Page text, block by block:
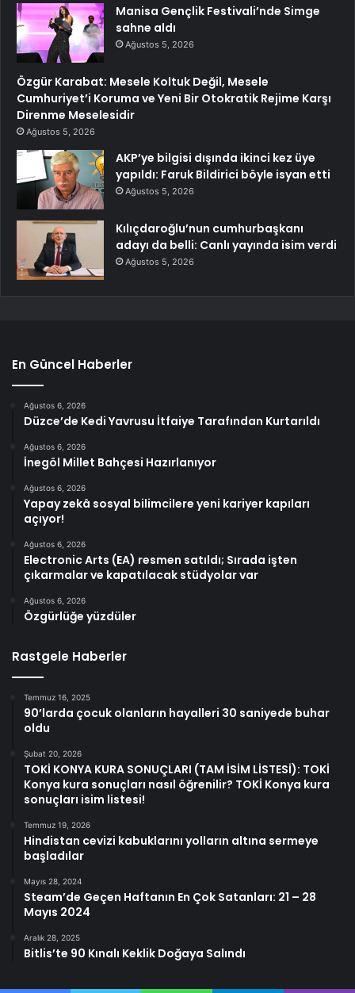
Manisa Gençlik Festivali’nde Simge
sahne aldı
Ağustos 5, 2026
Özgür Karabat: Mesele Koltuk Değil, Mesele
Cumhuriyet’i Koruma ve Yeni Bir Otokratik Rejime Karşı
Direnme Meselesidir
Ağustos 5, 2026
AKP’ye bilgisi dışında ikinci kez üye
yapıldı: Faruk Bildirici böyle isyan etti
Ağustos 5, 2026
Kılıçdaroğlu’nun cumhurbaşkanı
adayı da belli: Canlı yayında isim verdi
Ağustos 5, 2026
En Güncel Haberler
Ağustos 6, 2026
Düzce’de Kedi Yavrusu İtfaiye Tarafından Kurtarıldı
Ağustos 6, 2026
İnegöl Millet Bahçesi Hazırlanıyor
Ağustos 6, 2026
Yapay zekâ sosyal bilimcilere yeni kariyer kapıları
açıyor!
Ağustos 6, 2026
Electronic Arts (EA) resmen satıldı; Sırada işten
çıkarmalar ve kapatılacak stüdyolar var
Ağustos 6, 2026
Özgürlüğe yüzdüler
Rastgele Haberler
Temmuz 16, 2025
90’larda çocuk olanların hayalleri 30 saniyede buhar
oldu
Şubat 20, 2026
TOKİ KONYA KURA SONUÇLARI (TAM İSİM LİSTESİ): TOKİ
Konya kura sonuçları nasıl öğrenilir? TOKİ Konya kura
sonuçları isim listesi!
Temmuz 19, 2026
Hindistan cevizi kabuklarını yolların altına sermeye
başladılar
Mayıs 28, 2024
Steam’de Geçen Haftanın En Çok Satanları: 21 – 28
Mayıs 2024
Aralık 28, 2025
Bitlis’te 90 Kınalı Keklik Doğaya Salındı